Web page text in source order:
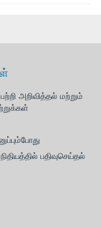
அறிவித்தல் மற்றும்
பதிவுசெய்தல்